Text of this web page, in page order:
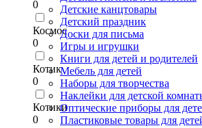
0
Космос
0
Котик
0
Котики
0
Детские канцтовары
Детский праздник
Доски для письма
Игры и игрушки
Книги для детей и родителей
Мебель для детей
Наборы для творчества
Наклейки для детской
Оптические приборы для
Пластиковые товары для